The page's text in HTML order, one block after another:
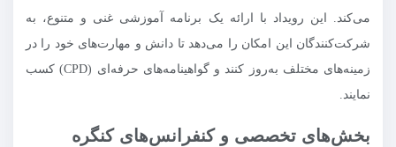
می‌کند. این رویداد با ارائه یک برنامه آموزشی غنی و متنوع، به
شرکت‌کنندگان این امکان را می‌دهد تا دانش و مهارت‌های خود را در
زمینه‌های مختلف به‌روز کنند و گواهینامه‌های حرفه‌ای (CPD) کسب
نمایند.
بخش‌های تخصصی و کنفرانس‌های کنگره